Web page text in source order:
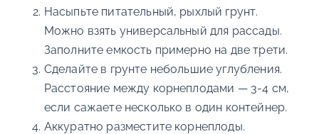
Насыпьте питательный, рыхлый грунт.
Можно взять универсальный для рассады.
Заполните емкость примерно на две трети.
Сделайте в грунте небольшие углубления.
Расстояние между корнеплодами — 3-4 см,
если сажаете несколько в один контейнер.
Аккуратно разместите корнеплоды.